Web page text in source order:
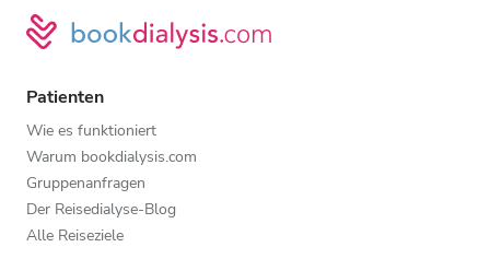
Patienten
Wie es funktioniert
Warum bookdialysis.com
Gruppenanfragen
Der Reisedialyse-Blog
Alle Reiseziele